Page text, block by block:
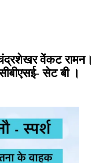
वेंकट रामन।
सेट बी ।